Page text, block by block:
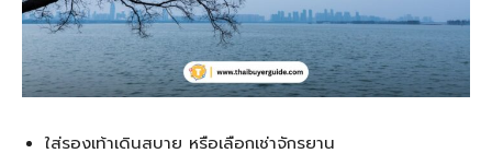
ใส่รองเท้าเดินสบาย หรือเลือกเช่าจักรยาน